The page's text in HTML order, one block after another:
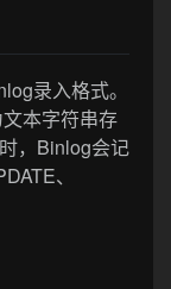
录入格式。
本字符串存
，Binlog会记
、